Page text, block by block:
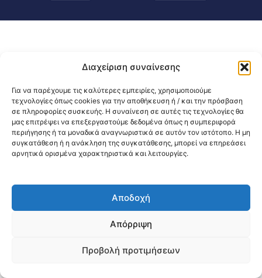
Διαχείριση συναίνεσης
Για να παρέχουμε τις καλύτερες εμπειρίες, χρησιμοποιούμε
τεχνολογίες όπως cookies για την αποθήκευση ή / και την πρόσβαση
σε πληροφορίες συσκευής. Η συναίνεση σε αυτές τις τεχνολογίες θα
μας επιτρέψει να επεξεργαστούμε δεδομένα όπως η συμπεριφορά
περιήγησης ή τα μοναδικά αναγνωριστικά σε αυτόν τον ιστότοπο. Η μη
συγκατάθεση ή η ανάκληση της συγκατάθεσης, μπορεί να επηρεάσει
αρνητικά ορισμένα χαρακτηριστικά και λειτουργίες.
Αποδοχή
Απόρριψη
Προβολή προτιμήσεων